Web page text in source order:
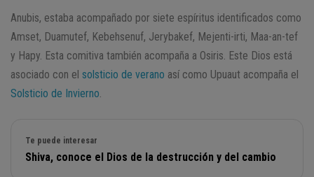
Anubis, estaba acompañado por siete espíritus identificados como
Amset, Duamutef, Kebehsenuf, Jerybakef, Mejenti-irti, Maa-an-tef
y Hapy. Esta comitiva también acompaña a Osiris. Este Dios está
asociado con el solsticio de verano así como Upuaut acompaña el
Solsticio de Invierno
Te puede interesar
Shiva, conoce el Dios de la destrucción y del cambio